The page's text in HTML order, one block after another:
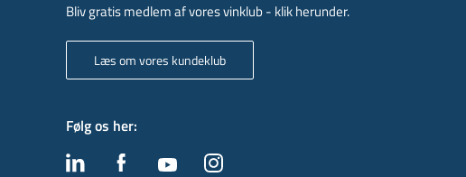
Bliv gratis medlem af vores vinklub - klik herunder.
Læs om vores kundeklub
Følg os her: